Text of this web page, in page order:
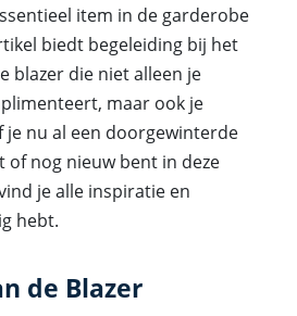
item in de garderobe
biedt begeleiding bij het
blazer die niet alleen je
maar ook je
je nu al een doorgewinterde
of nog nieuw bent in deze
je alle inspiratie en
hebt.
de Blazer